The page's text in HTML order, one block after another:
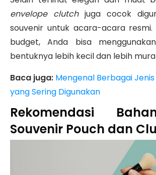
envelope clutchjuga cocok
souvenir untuk acara-acara
budget, Anda bisa
bentuknya lebih kecil dan lebih
Baca juga: Mengenal Berbagai
yang Sering Digunakan
Rekomendasi
Souvenir Pouch dan